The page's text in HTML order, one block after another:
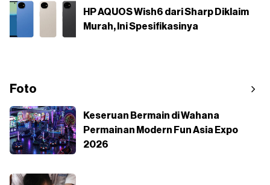
HP AQUOS Wish6 dari Sharp Diklaim
Murah, Ini Spesifikasinya
Foto
Keseruan Bermain di Wahana
Permainan Modern Fun Asia Expo
2026